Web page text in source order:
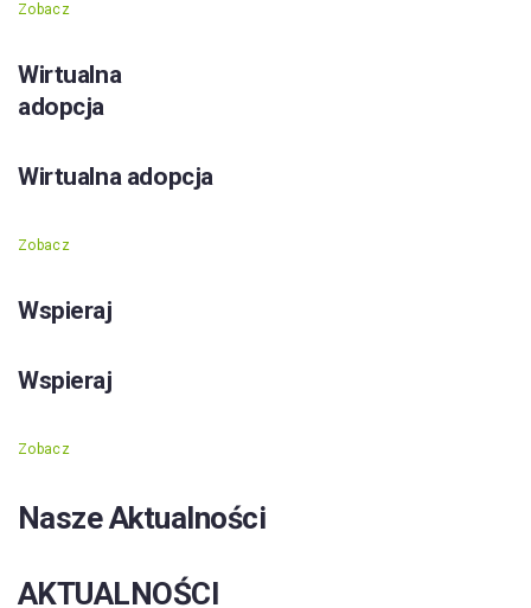
Zobacz
Wirtualna
adopcja
Wirtualna adopcja
Zobacz
Wspieraj
Wspieraj
Zobacz
Nasze Aktualności
AKTUALNOŚCI